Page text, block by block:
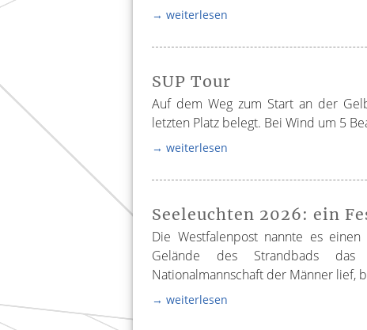
→ weiterlesen
SUP Tour
Auf dem Weg zum Start an der
letzten Platz belegt. Bei Wind um 5
→ weiterlesen
Seeleuchten 2026: ein
Die Westfalenpost nannte es
Gelände des Strandbads das
Nationalmannschaft der Männer lief,
→ weiterlesen